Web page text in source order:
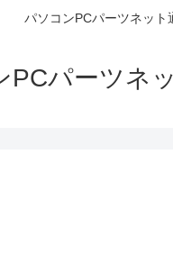
パソコンPCパーツネット
PCパーツネ